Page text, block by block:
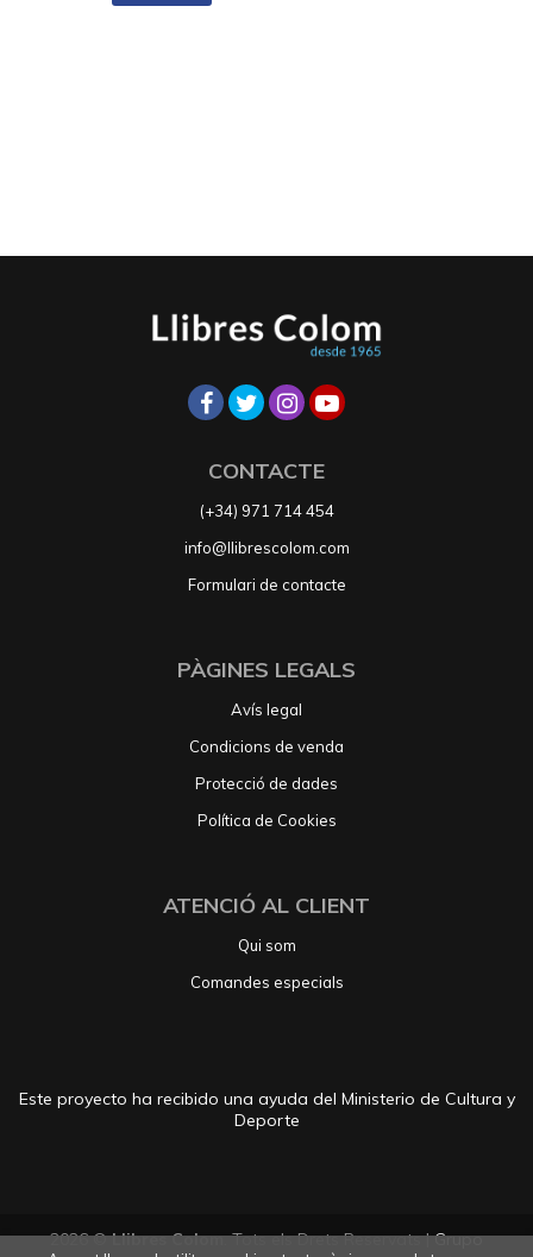
CONTACTE
(+34) 971 714 454
info@llibrescolom.com
Formulari de contacte
PÀGINES LEGALS
Avís legal
Condicions de venda
Protecció de dades
Política de Cookies
ATENCIÓ AL CLIENT
Qui som
Comandes especials
Este proyecto ha recibido una ayuda del Ministerio de Cultura y
Deporte
2026 ©Llibres Colom. Tots els Drets Reservats |Grupo